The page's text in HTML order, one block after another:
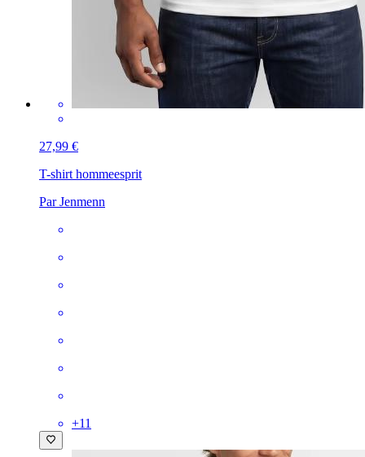
27,99 €
T-shirt hommeesprit
Par Jenmenn
+11